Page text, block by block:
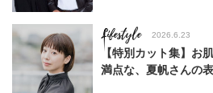
Lifestyle 2026.6.23
【特別カット集】お
満点な、夏帆さんの